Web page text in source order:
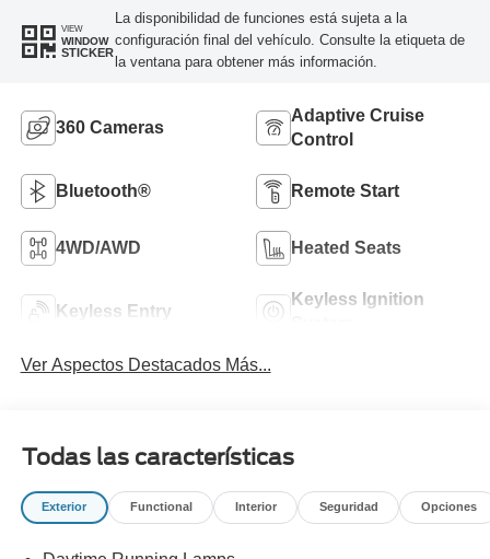
VIEW
WINDOW
STICKER
La disponibilidad de funciones está sujeta a la
configuración final del vehículo. Consulte la etiqueta de
la ventana para obtener más información.
360 Cameras
Adaptive Cruise
Control
Bluetooth® Remote Start
4WD/AWD Heated Seats
Keyless Entry
Keyless Ignition
Ver Aspectos Destacados Más...
Todas las características
Exterior Functional Interior Seguridad Opciones